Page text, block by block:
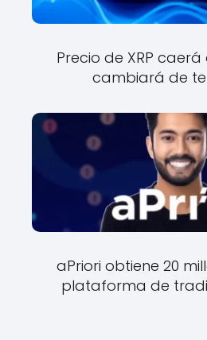
Precio de XRP
cambiará de
aPriori obtiene 20
plataforma de